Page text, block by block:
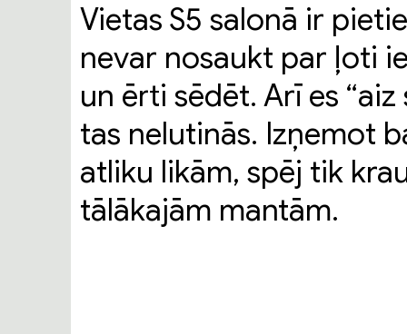
Vietas S5 salonā ir
nevar nosaukt par ļoti
un ērti sēdēt. Arī es
tas nelutinās. Izņemot
atliku likām, spēj tik
tālākajām mantām.